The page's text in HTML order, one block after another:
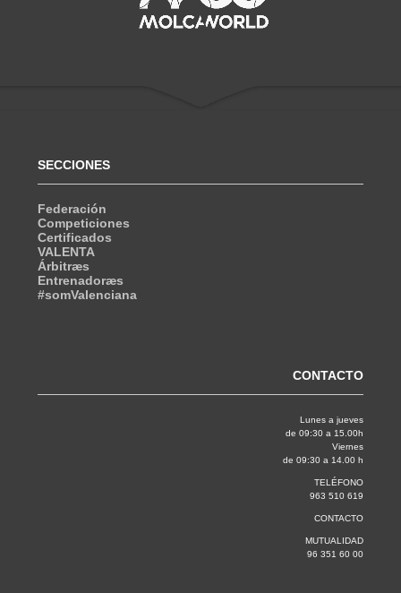
SECCIONES
Federación
Competiciones
Certificados
VALENTA
Árbitræs
Entrenadoræs
#somValenciana
CONTACTO
Lunes a jueves
de 09:30 a 15.00h
Viernes
de 09:30 a 14.00 h
TELÉFONO
963 510 619
CONTACTO
MUTUALIDAD
96 351 60 00